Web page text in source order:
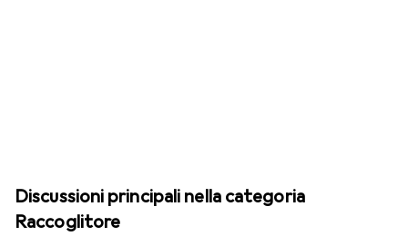
Discussioni principali nella categoria
Raccoglitore